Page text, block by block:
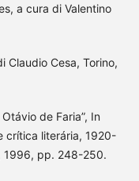
a cura di Valentino
Claudio Cesa, Torino,
de Faria”, In
crítica literária, 1920-
1996, pp. 248-250.